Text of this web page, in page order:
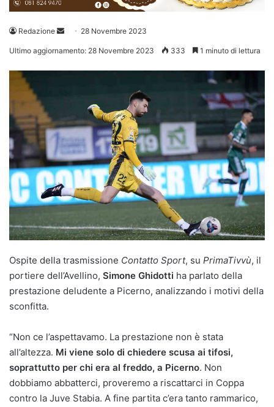
Redazione
Invia 28 Novembre 2023
Ultimo aggiornamento: 28 Novembre 2023 333 1 minuto di lettura
Ospite della trasmissione Contatto Sport, su PrimaTivvù, il
portiere dell’Avellino, Simone Ghidotti ha parlato della
prestazione deludente a Picerno, analizzando i motivi della
sconfitta.
“Non ce l’aspettavamo. La prestazione non è stata
all’altezza. Mi viene solo di chiedere scusa ai tifosi,
soprattutto per chi era al freddo, a Picerno. Non
dobbiamo abbatterci, proveremo a riscattarci in Coppa
contro la Juve Stabia. A fine partita c’era tanto rammarico,